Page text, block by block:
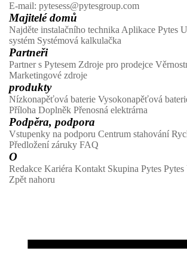
E-mail: pytesess@pytesgroup.com
Majitelé domů
Najděte instalačního technika Aplikace Pytes
systém Systémová kalkulačka
Partneři
Partner s Pytesem Zdroje pro prodejce
Marketingové zdroje
produkty
Nízkonapěťová baterie Vysokonapěťová
Příloha Doplněk Přenosná elektrárna
Podpěra, podpora
Vstupenky na podporu Centrum stahování
Předložení záruky FAQ
O
Redakce Kariéra Kontakt Skupina Pytes Pytes
Zpět nahoru